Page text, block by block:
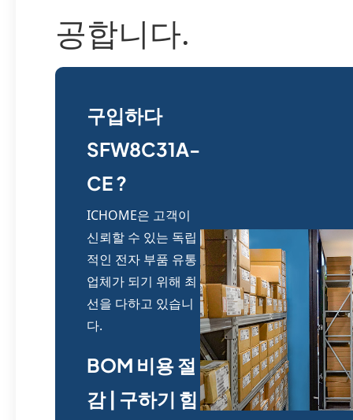
공합니다.
구입하다
SFW8C31A-
CE ?
ICHOME은 고객이
신뢰할 수 있는 독립
적인 전자 부품 유통
업체가 되기 위해 최
선을 다하고 있습니
다.
BOM 비용 절
감 | 구하기 힘